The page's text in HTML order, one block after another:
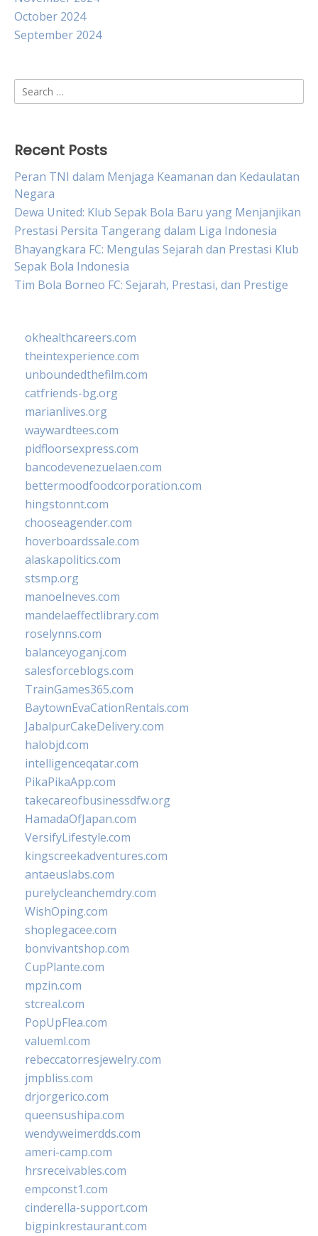
October 2024
September 2024
Search
for:
Recent Posts
Peran TNI dalam Menjaga Keamanan dan Kedaulatan
Negara
Dewa United: Klub Sepak Bola Baru yang Menjanjikan
Prestasi Persita Tangerang dalam Liga Indonesia
Bhayangkara FC: Mengulas Sejarah dan Prestasi Klub
Sepak Bola Indonesia
Tim Bola Borneo FC: Sejarah, Prestasi, dan Prestige
okhealthcareers.com
theintexperience.com
unboundedthefilm.com
catfriends-bg.org
marianlives.org
waywardtees.com
pidfloorsexpress.com
bancodevenezuelaen.com
bettermoodfoodcorporation.com
hingstonnt.com
chooseagender.com
hoverboardssale.com
alaskapolitics.com
stsmp.org
manoelneves.com
mandelaeffectlibrary.com
roselynns.com
balanceyoganj.com
salesforceblogs.com
TrainGames365.com
BaytownEvaCationRentals.com
JabalpurCakeDelivery.com
halobjd.com
intelligenceqatar.com
PikaPikaApp.com
takecareofbusinessdfw.org
HamadaOfJapan.com
VersifyLifestyle.com
kingscreekadventures.com
antaeuslabs.com
purelycleanchemdry.com
WishOping.com
shoplegacee.com
bonvivantshop.com
CupPlante.com
mpzin.com
stcreal.com
PopUpFlea.com
valueml.com
rebeccatorresjewelry.com
jmpbliss.com
drjorgerico.com
queensushipa.com
wendyweimerdds.com
ameri-camp.com
hrsreceivables.com
empconst1.com
cinderella-support.com
bigpinkrestaurant.com